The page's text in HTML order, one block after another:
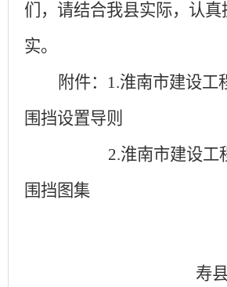
们，请结合我县实际，认真
实。
附件： 1.淮南市建设工
围挡设置导则
2.淮南市建设工
围挡图集
寿